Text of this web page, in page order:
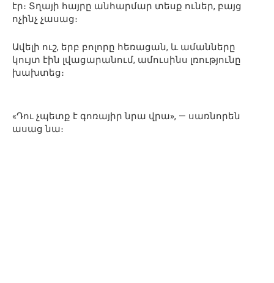
էր։ Տղայի հայրը անհարմար տեսք ուներ, բայց
ոչինչ չասաց։
Ավելի ուշ, երբ բոլորը հեռացան, և ամանները
կույտ էին լվացարանում, ամուսինս լռությունը
խախտեց։
«Դու չպետք է գոռայիր նրա վրա», — սառնորեն
ասաց նա։